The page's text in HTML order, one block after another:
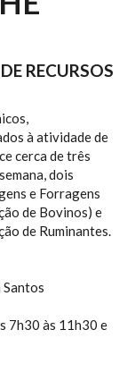
RECURSOS
à atividade de
cerca de três
dois
e Forragens
de Bovinos) e
de Ruminantes.
7h30 às 11h30 e